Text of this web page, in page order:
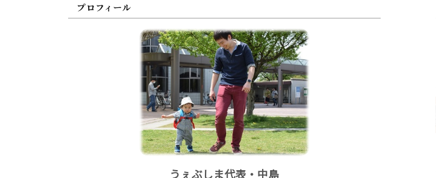
プロフィール
うぇぶしま代表・中島